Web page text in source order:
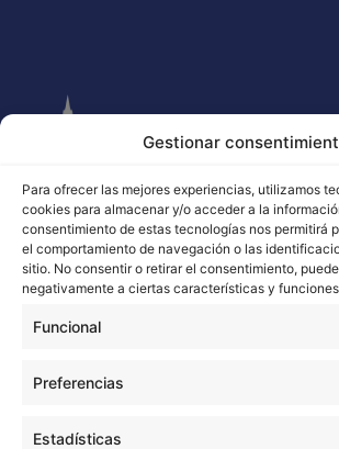
Gestionar
Para ofrecer las mejores experiencias, utilizamos
cookies para almacenar y/o acceder a la
consentimiento de estas tecnologías nos permitirá
el comportamiento de navegación o las
sitio. No consentir o retirar el consentimiento,
negativamente a ciertas características y
Funcional
Preferencias
Estadísticas
Buddha Seeds arbeitet an der
Verbesserung der Cannabisgenetik
vor allem auf Qualität und nicht auf
ORIGINAL BUDDHA SEEDS
Buddha-Samen. Spanien